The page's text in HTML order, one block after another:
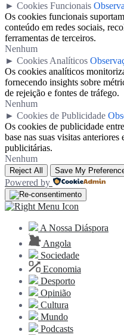
► Cookies Funcionais
Os cookies funcionais
conteúdo em redes sociais,
ferramentas de terceiros.
Nenhum
► Cookies Analíticos
Os cookies analíticos
fornecendo insights sobre
de rejeição e fontes de tráfego.
Nenhum
► Cookies de Publicidade
Os cookies de publicidade
base nas suas visitas
publicitárias.
Nenhum
Reject All Save My
Powered by
A Nossa Diáspora
Angola
Sociedade
Economia
Desporto
Opinião
Cultura
Mundo
Podcasts